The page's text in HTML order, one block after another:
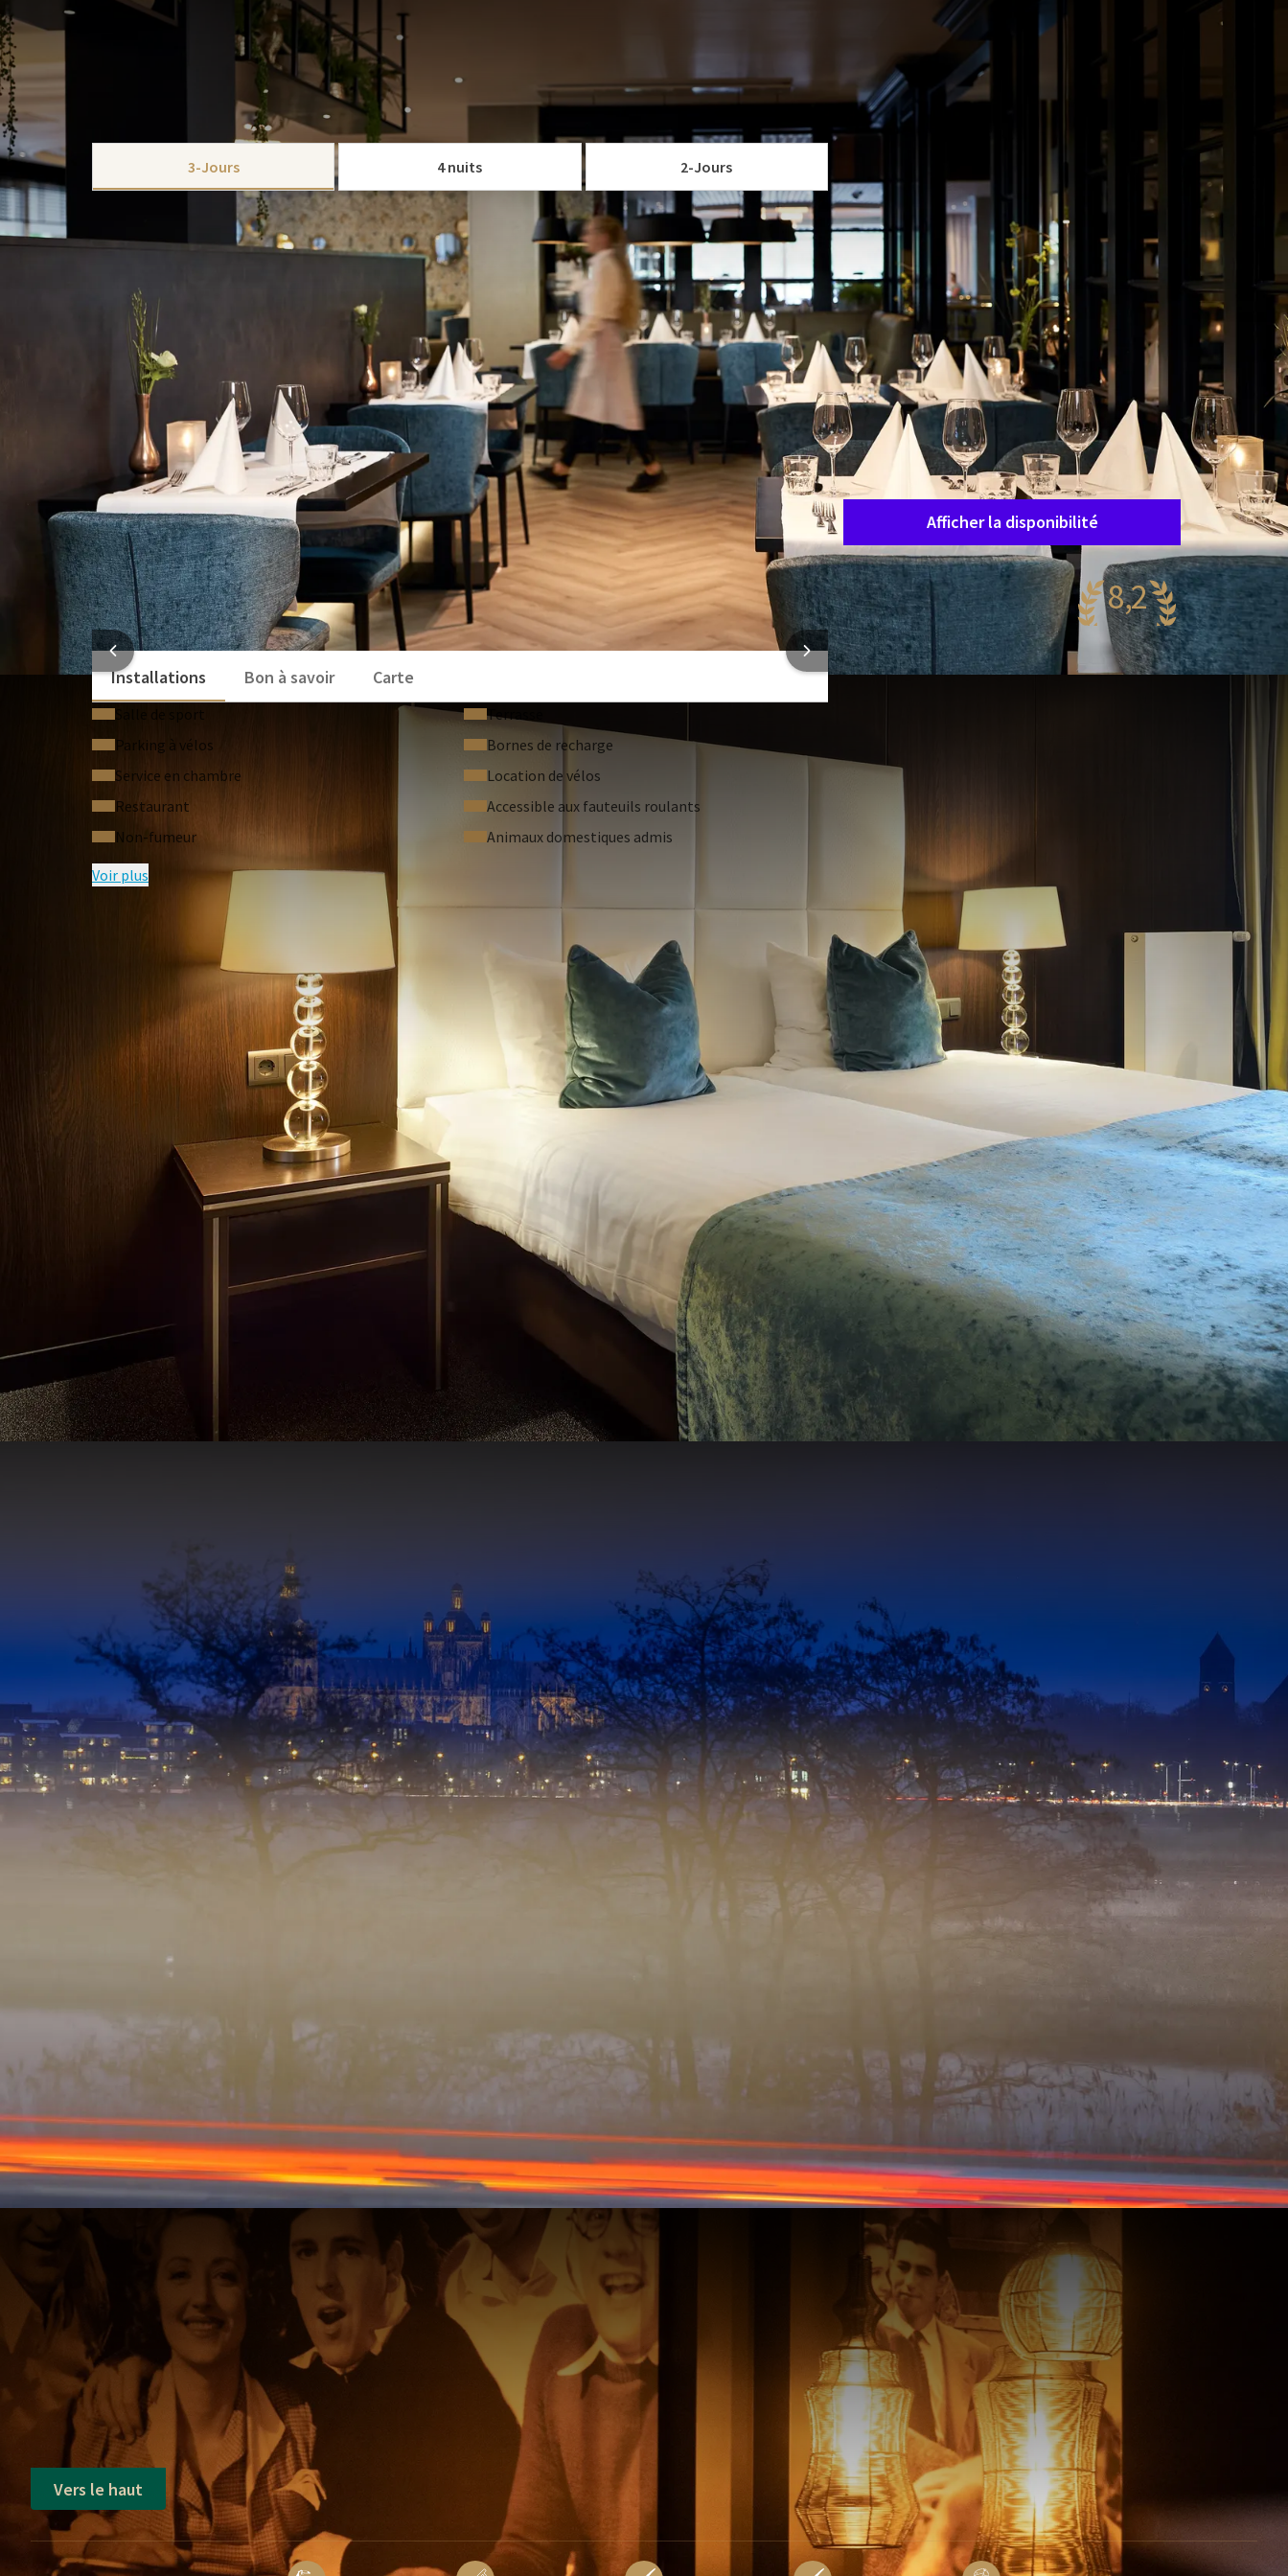
FORFAIT
Profitez de la beauté des environs en automne grâce à notre forfait délicieux d'automne de 3 ou 4 jours, avec
petit déjeuner gratuit ! Au Van der Valk Hotel 's-Hertogenbosch - Vught, vous vivrez l'automne d'une manière
unique. Découvrez la nature ou détendez-vous dans l'environnement surprenant et familier du Van der Valk. 's. Le
soir, savourez un délicieux dîner de trois plats dans notre restaurant atmosphérique.
Avec le forfait Delicious Autumn, vous aurez tout le loisir d'explorer les magnifiques environs de Vught. Avec les
dunes de Drunense et l'agréable s'-Hertogenbosch au coin de la rue, il y a beaucoup à faire. Découvrez également
les plus beaux sentiers de randonnée à proximité!Nous vous souhaitons la bienvenue et un merveilleux
CHOISIR VOTRE FORFAIT
3-Jours 4 nuits 2-Jours
Ce paquet comprend:
2 x Nuitée dans une chambre Comfort
2 x buffet de petit-déjeuner complet Live Cooking
2 x 3 plats Menu le Blanc
prix p.p.
Disposition de la chambre
1 chambre, 2 personnes
Forfait
3-Jours
Durée du séjour
Choisissez des dates
Afficher la disponibilité
8,2
Très agréable
343 reviews
INFORMATIONS SUR L'HÔTEL
Installations
Bon à savoir Carte
Terrasse
Parking à vélos
Bornes de recharge
Service en chambre
Location de vélos
Restaurant
Accessible aux fauteuils roulants
Non-fumeur
Animaux domestiques admis
Voir plus
QUESTIONS FRÉQUEMMENT POSÉES
Conditions du forfait
Les réservations sont basées sur un minimum de 2 adultes par chambre
Les réservations sont possibles en fonction des disponibilités
L'annulation sans frais est possible jusqu'à 24 heures avant l'arrivée, sauf indication
contraire.
Pour les enfants qui séjournent dans la chambre de leurs parents, il y a un tarif réduit de 4
à 12 ans, les enfants de 0 à 3 ans sont gratuits.
Vers le haut